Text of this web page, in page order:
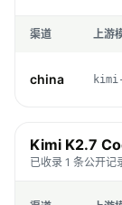
渠道 上游
china
Kimi K2.7
已收录 1 条公开记